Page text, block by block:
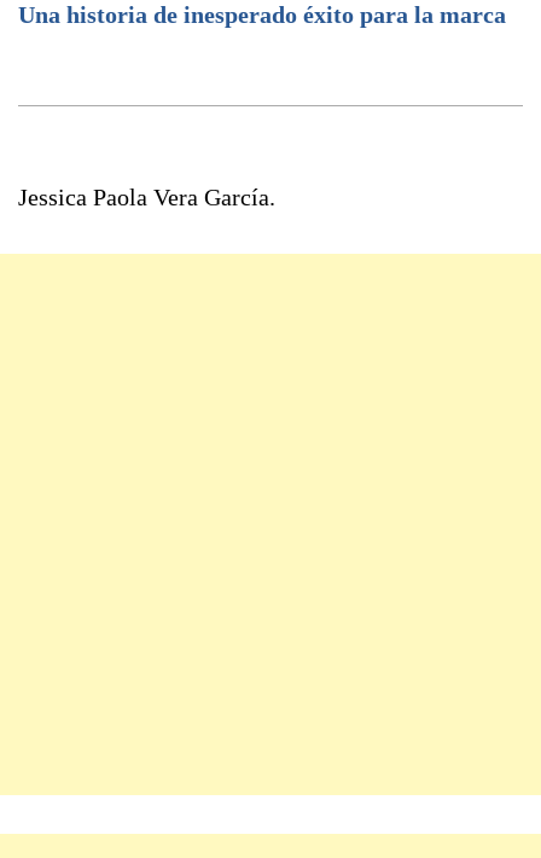
Una historia de inesperado éxito para la marca
Jessica Paola Vera García.